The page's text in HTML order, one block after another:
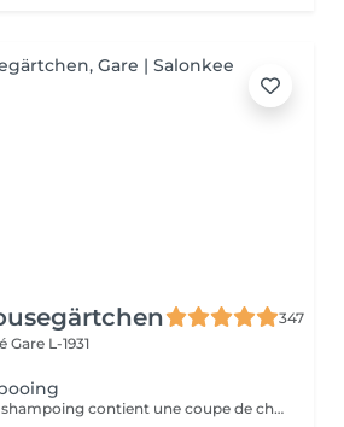
347
Gare L-1931
Le Forfait coupe sans shampoing contient une coupe de cheveux sans shampoing pour les étudiants. En cas de questions veuillez appeler au +352 26 35 02 89.